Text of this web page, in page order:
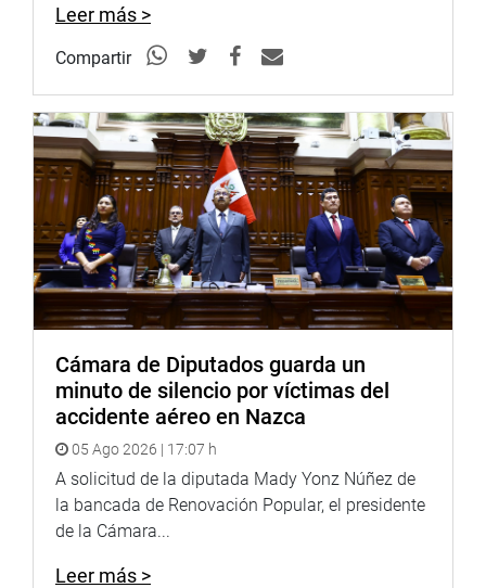
Facebook:https://www.facebook.com/congresoperu
Twitter:
https://twitter.com/congresoperu
http://www.youtube.com/congresoperu
Soundcloud:https://soundcloud.com/radiocongreso
Leer más >
Compartir
Cámara de Diputados guarda un
minuto de silencio por víctimas del
accidente aéreo en Nazca
05 Ago 2026 | 17:07 h
A solicitud de la diputada Mady Yonz Núñez de
la bancada de Renovación Popular, el presidente
de la Cámara...
Leer más >